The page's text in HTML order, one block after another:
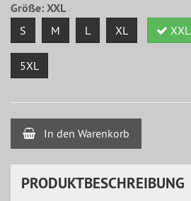
Größe:XXL
S M L XL XXL
5XL
In den Warenkorb
PRODUKTBESCHREIBUNG